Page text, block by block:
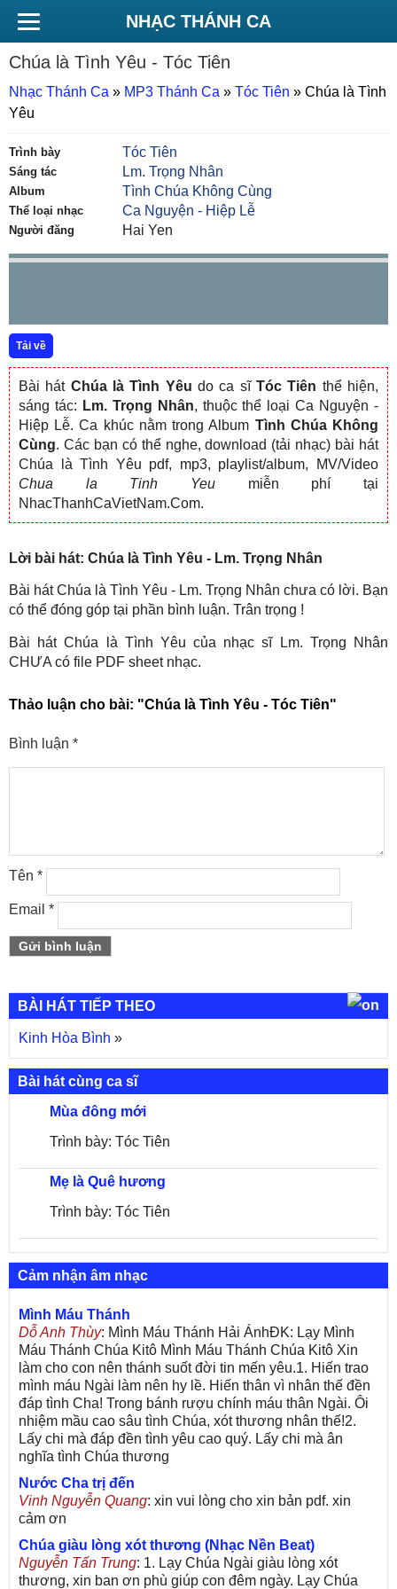
NHẠC THÁNH CA
Chúa là Tình Yêu - Tóc Tiên
Nhạc Thánh Ca » MP3 Thánh Ca » Tóc Tiên » Chúa là Tình
Yêu
Trình bày Tóc Tiên
Sáng tác Lm. Trọng Nhân
Album Tình Chúa Không Cùng
Thể loại nhạc Ca Nguyện - Hiệp Lễ
Người đăng Hai Yen
Tải về
Bài hát Chúa là Tình Yêu do ca sĩTóc Tiên thể hiện,
sáng tác: Lm. Trọng Nhân, thuộc thể loại Ca Nguyện -
Hiệp Lễ. Ca khúc nằm trong Album Tình Chúa Không
Cùng. Các bạn có thể nghe, download (tải nhạc) bài hát
Chúa là Tình Yêu pdf, mp3, playlist/album, MV/Video
Chua la Tinh Yeu miễn phí tại
NhacThanhCaVietNam.Com.
Lời bài hát: Chúa là Tình Yêu - Lm. Trọng Nhân
Bài hát Chúa là Tình Yêu - Lm. Trọng Nhân chưa có lời. Bạn
có thể đóng góp tại phần bình luận. Trân trọng !
Bài hát Chúa là Tình Yêu của nhạc sĩ Lm. Trọng Nhân
CHƯA có file PDF sheet nhạc.
Thảo luận cho bài: "Chúa là Tình Yêu - Tóc Tiên"
Bình luận *
Tên *
Email *
BÀI HÁT TIẾP THEO
Kinh Hòa Bình »
Bài hát cùng ca sĩ
Mùa đông mới
Trình bày: Tóc Tiên
Mẹ là Quê hương
Trình bày: Tóc Tiên
Cảm nhận âm nhạc
Mình Máu Thánh
Dỗ Anh Thùy: Mình Máu Thánh Hải ÁnhĐK: Lạy Mình
Máu Thánh Chúa Kitô Mình Máu Thánh Chúa Kitô Xin
làm cho con nên thánh suốt đời tin mến yêu.1. Hiến trao
mình máu Ngài làm nên hy lề. Hiến thân vì nhân thế đền
đáp tình Cha! Trong bánh rượu chính máu thân Ngài. Ôi
nhiệm mầu cao sâu tình Chúa, xót thương nhân thế!2.
Lấy chi mà đáp đền tình yêu cao quý. Lấy chi mà ân
nghĩa tình Chúa thương
Nước Cha trị đến
Vinh Nguyễn Quang: xin vui lòng cho xin bản pdf. xin
cảm ơn
Chúa giàu lòng xót thương (Nhạc Nền Beat)
Nguyễn Tấn Trung: 1. Lạy Chúa Ngài giàu lòng xót
thương, xin ban ơn phù giúp con đêm ngày. Lạy Chúa